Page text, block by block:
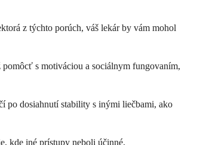
z týchto porúch, váš lekár by vám mohol
s motiváciou a sociálnym fungovaním,
po dosiahnutí stability s inými liečbami, ako
kde iné prístupy neboli účinné.